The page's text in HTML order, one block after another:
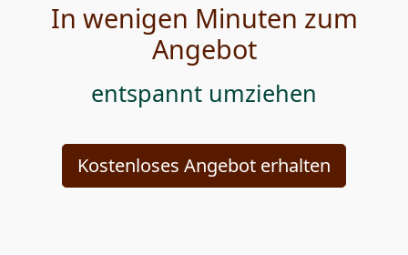
In wenigen Minuten zum
Angebot
entspannt umziehen
Kostenloses Angebot erhalten